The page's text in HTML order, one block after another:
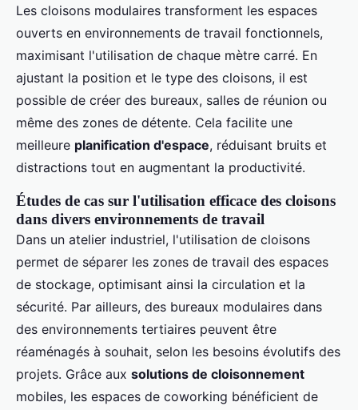
Les cloisons modulaires transforment les espaces
ouverts en environnements de travail fonctionnels,
maximisant l'utilisation de chaque mètre carré. En
ajustant la position et le type des cloisons, il est
possible de créer des bureaux, salles de réunion ou
même des zones de détente. Cela facilite une
meilleure planification d'espace, réduisant bruits et
distractions tout en augmentant la productivité.
Études de cas sur l'utilisation efficace des cloisons
dans divers environnements de travail
Dans un atelier industriel, l'utilisation de cloisons
permet de séparer les zones de travail des espaces
de stockage, optimisant ainsi la circulation et la
sécurité. Par ailleurs, des bureaux modulaires dans
des environnements tertiaires peuvent être
réaménagés à souhait, selon les besoins évolutifs des
projets. Grâce aux solutions de cloisonnement
mobiles, les espaces de coworking bénéficient de